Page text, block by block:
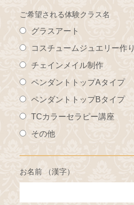
ご希望される体験クラス名
グラスアート
コスチュームジュエリー作り
チェインメイル制作
ペンダントトップAタイプ
ペンダントトップBタイプ
TCカラーセラピー講座
その他
お名前 （漢字）